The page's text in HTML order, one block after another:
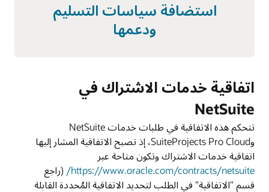
استضافة سياسات التسليم
ودعمها
اتفاقية خدمات الاشتراك في
NetSuite
تتحكم هذه الاتفاقية في طلبات خدمات NetSuite
وSuiteProjects Pro Cloud، إذ تصبح الاتفاقية المشار إليها
اتفاقية خدمات الاشتراك وتكون متاحة عبر
https://www.oracle.com/contracts/netsuite/
(راجع
قسم "الاتفاقية" في الطلب لتحديد الاتفاقية المُحددة القابلة